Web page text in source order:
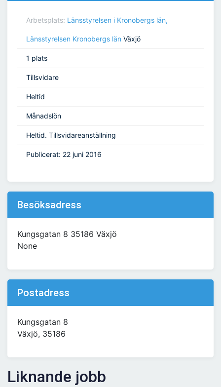
Arbetsplats: Länsstyrelsen i Kronobergs län,
Länsstyrelsen Kronobergs län Växjö
1 plats
Tillsvidare
Heltid
Månadslön
Heltid. Tillsvidareanställning
Publicerat: 22 juni 2016
Besöksadress
Kungsgatan 8 35186 Växjö
None
Postadress
Kungsgatan 8
Växjö, 35186
Liknande jobb